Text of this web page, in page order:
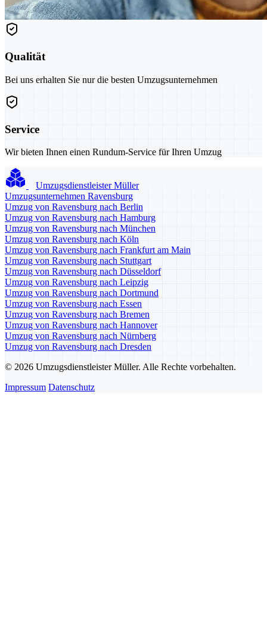
Qualität
Bei uns erhalten Sie nur die besten Umzugsunternehmen
Service
Wir bieten Ihnen einen Rundum-Service für Ihren Umzug
Umzugsdienstleister Müller
Umzugsunternehmen Ravensburg
Umzug von Ravensburg nach Berlin
Umzug von Ravensburg nach Hamburg
Umzug von Ravensburg nach München
Umzug von Ravensburg nach Köln
Umzug von Ravensburg nach Frankfurt am Main
Umzug von Ravensburg nach Stuttgart
Umzug von Ravensburg nach Düsseldorf
Umzug von Ravensburg nach Leipzig
Umzug von Ravensburg nach Dortmund
Umzug von Ravensburg nach Essen
Umzug von Ravensburg nach Bremen
Umzug von Ravensburg nach Hannover
Umzug von Ravensburg nach Nürnberg
Umzug von Ravensburg nach Dresden
© 2026 Umzugsdienstleister Müller. Alle Rechte vorbehalten.
Impressum Datenschutz